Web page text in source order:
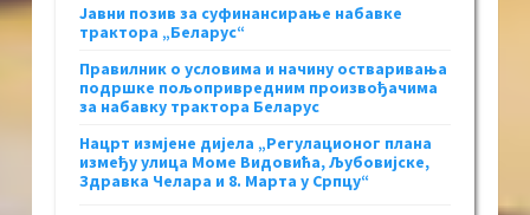
Јавни позив за суфинансирање набавке
трактора „Беларус“
Правилник о условима и начину остваривања
подршке пољопривредним произвођачима
за набавку трактора Беларус
Нацрт измјене дијела „Регулационог плана
између улица Моме Видовића, Љубовијске,
Здравка Челара и 8. Марта у Српцу“